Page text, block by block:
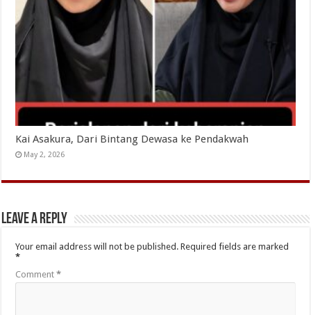
Kai Asakura, Dari Bintang Dewasa ke Pendakwah
May 2, 2026
Leave a Reply
Your email address will not be published. Required fields are marked
*
Comment*